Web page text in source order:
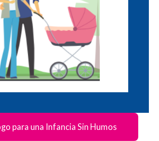
para una Infancia Sin Humos